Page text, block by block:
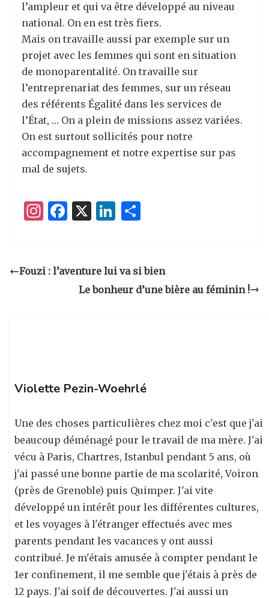
l’ampleur et qui va être développé au niveau
national. On en est très fiers.
Mais on travaille aussi par exemple sur un
projet avec les femmes qui sont en situation
de monoparentalité. On travaille sur
l’entreprenariat des femmes, sur un réseau
des référents Égalité dans les services de
l’État, … On a plein de missions assez variées.
On est surtout sollicités pour notre
accompagnement et notre expertise sur pas
mal de sujets.
I
a
F
e
b
X
Li
e
dI
g
er
Fouzi : l’aventure lui va si bien
Le bonheur d’une bière au féminin !
Violette Pezin-Woehrlé
Une des choses particulières chez moi c'est que j'ai
beaucoup déménagé pour le travail de ma mère. J'ai
vécu à Paris, Chartres, Istanbul pendant 5 ans, où
j'ai passé une bonne partie de ma scolarité, Voiron
(près de Grenoble) puis Quimper. J'ai vite
développé un intérêt pour les différentes cultures,
et les voyages à l'étranger effectués avec mes
parents pendant les vacances y ont aussi
contribué. Je m'étais amusée à compter pendant le
1er confinement, il me semble que j'étais à près de
12 pays. J'ai soif de découvertes. J'ai aussi un